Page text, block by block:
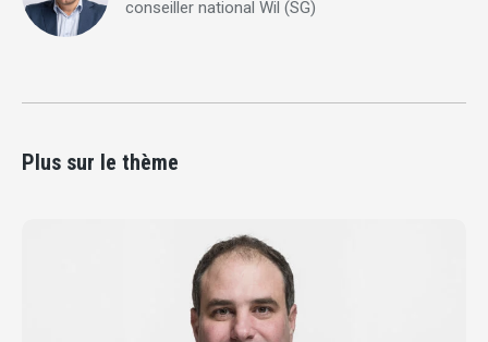
conseiller national Wil (SG)
Plus sur le thème